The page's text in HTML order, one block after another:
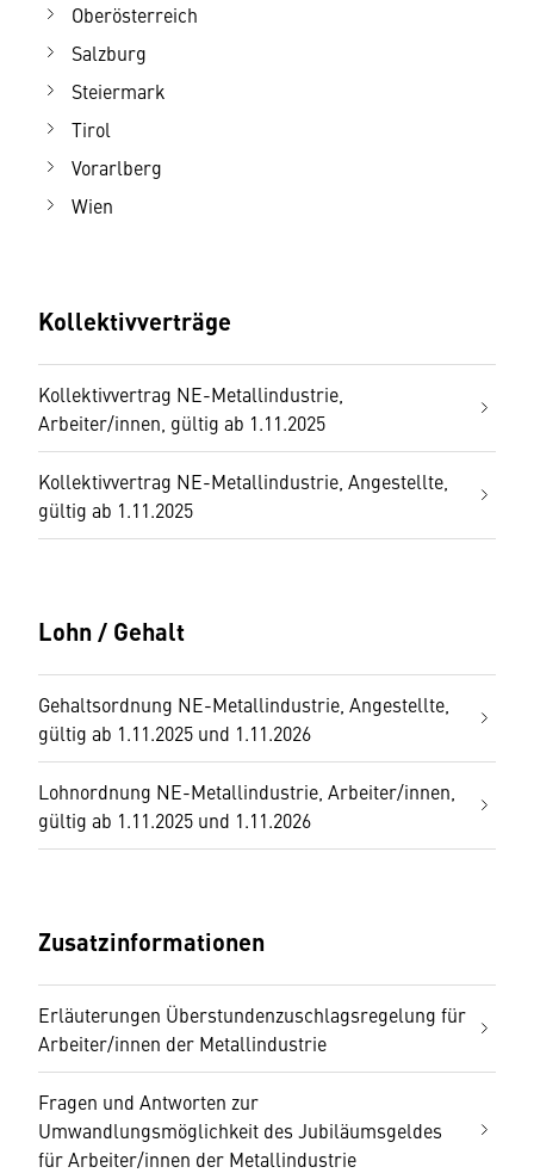
Oberösterreich
Salzburg
Steiermark
Tirol
Vorarlberg
Wien
Kollektivverträge
Kollektivvertrag NE-Metallindustrie,
Arbeiter/innen, gültig ab 1.11.2025
Kollektivvertrag NE-Metallindustrie, Angestellte,
gültig ab 1.11.2025
Lohn / Gehalt
Gehaltsordnung NE-Metallindustrie, Angestellte,
gültig ab 1.11.2025 und 1.11.2026
Lohnordnung NE-Metallindustrie, Arbeiter/innen,
gültig ab 1.11.2025 und 1.11.2026
Zusatzinformationen
Erläuterungen Überstundenzuschlagsregelung für
Arbeiter/innen der Metallindustrie
Fragen und Antworten zur
Umwandlungsmöglichkeit des Jubiläumsgeldes
für Arbeiter/innen der Metallindustrie